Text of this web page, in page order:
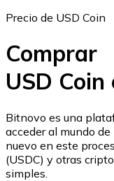
USD Coin
USDC
Precio de USD Coin
Comprar
USD
Bitnovo es una
acceder al mundo
nuevo en este
(USDC) y otras
simples.